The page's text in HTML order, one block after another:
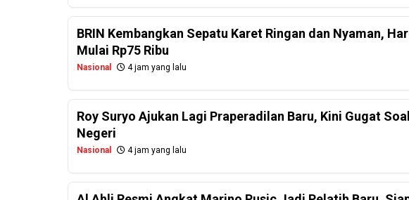
BRIN Kembangkan Sepatu Karet Ringan dan Nyaman,
Mulai Rp75 Ribu
Nasional 4 jam yang lalu
Roy Suryo Ajukan Lagi Praperadilan Baru, Kini Gugat
Negeri
Nasional 4 jam yang lalu